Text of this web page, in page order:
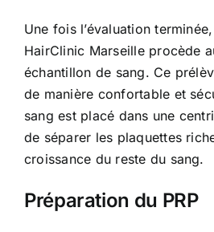
Une fois l’évaluation
HairClinic Marseille procède
échantillon de sang. Ce
de manière confortable et
sang est placé dans une
de séparer les plaquettes
croissance du reste du sang.
Préparation du PRP